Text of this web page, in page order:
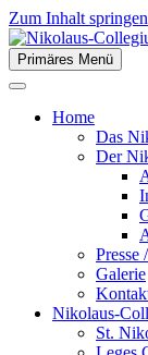
Zum Inhalt springen
der Stiftsstadt
Primäres Menü
Home
Das
Der
Presse
Galerie
Nikolaus-
St.